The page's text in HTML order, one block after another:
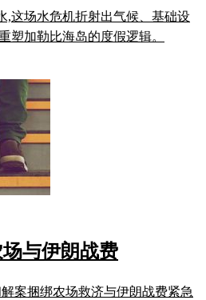
,这场水危机折射出气候、基础设
塑加勒比海岛的度假逻辑。
与伊朗战费
案捆绑农场救济与伊朗战费紧急